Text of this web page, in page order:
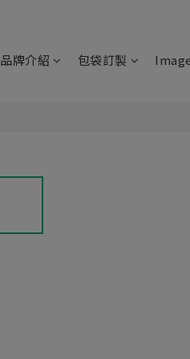
品牌介紹 包袋訂製